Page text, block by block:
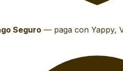
Seguro—paga con Yappy,